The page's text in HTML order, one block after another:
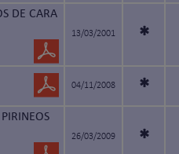
DE CARA
13/03/2001 *
04/11/2008 *
26/03/2009 *